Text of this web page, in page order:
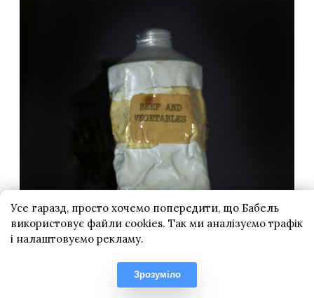
Усе гаразд, просто хочемо попередити, що Бабель
використовує файли cookies. Так ми аналізуємо трафік
і налаштовуємо рекламу.
Зрозуміло